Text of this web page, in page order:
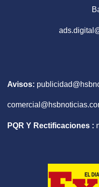
Avisos:
PQR Y Rectificaciones :